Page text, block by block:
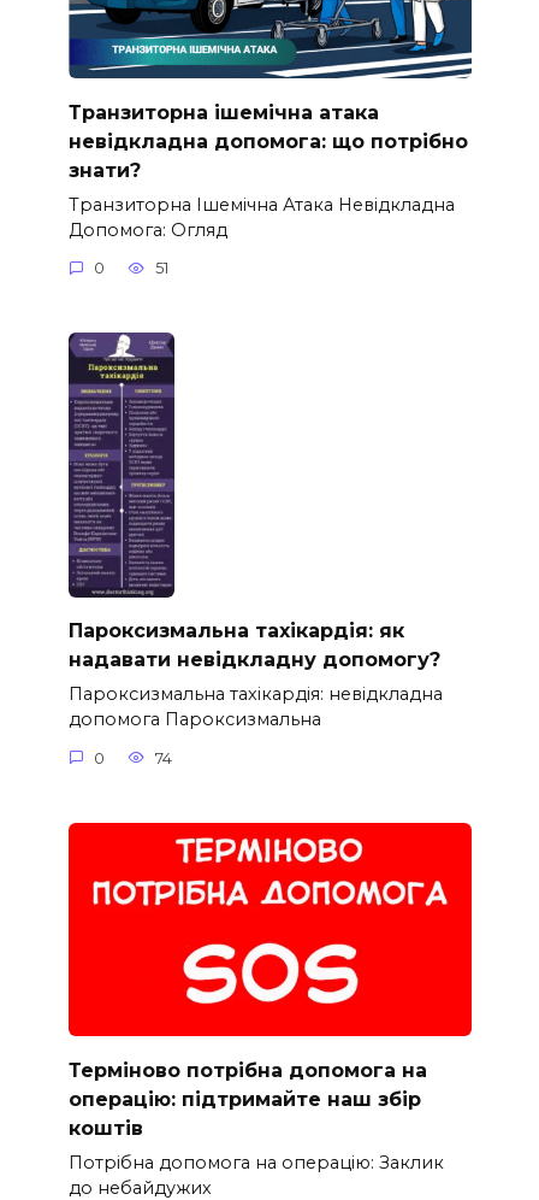
Транзиторна ішемічна атака
невідкладна допомога: що потрібно
знати?
Транзиторна Ішемічна Атака Невідкладна
Допомога: Огляд
0 51
Пароксизмальна тахікардія: як
надавати невідкладну допомогу?
Пароксизмальна тахікардія: невідкладна
допомога Пароксизмальна
0 74
Терміново потрібна допомога на
операцію: підтримайте наш збір
коштів
Потрібна допомога на операцію: Заклик
до небайдужих